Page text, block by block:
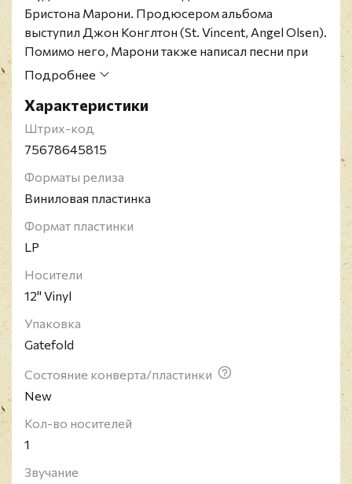
Бристона Марони. Продюсером альбома
выступил Джон Конглтон (St. Vincent, Angel Olsen).
Помимо него, Марони также написал песни при
создании Sunflower в соавторстве с Энди Халлом
Уилсоном (Леон Бриджес, Адель, The Chicks).
Релиз представлен на черном виниле.
Бристон Марони - американский автор-
мини альбома, а также сборник "Indiana" в мае 2019
года.
Подробнее
Характеристики
Штрих-код
75678645815
Форматы релиза
Виниловая пластинка
Формат пластинки
LP
Носители
12" Vinyl
Упаковка
Gatefold
Состояние конверта/пластинки
New
Кол-во носителей
1
Звучание